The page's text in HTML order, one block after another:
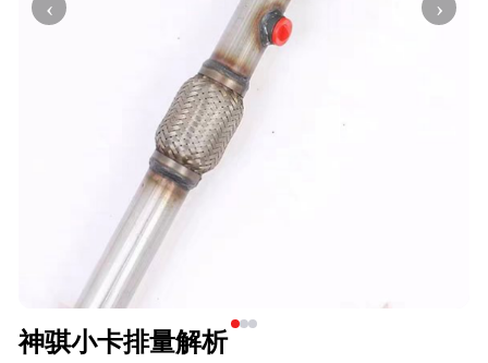
‹ ›
神骐小卡排量解析